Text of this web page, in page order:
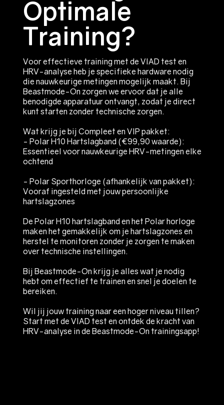
Optimale
Training?
Voor effectieve training met de VIAD test en
HRV-analyse heb je specifieke hardware nodig
die nauwkeurige metingen mogelijk maakt. Bij
Beastmode-On zorgen we ervoor dat je alle
benodigde apparatuur ontvangt, zodat je direct
kunt starten zonder technische zorgen.
Wat krijg je bij Compleet en VIP pakket:
- Polar H10 Hartslagband (€99,90 waarde):
Essentieel voor nauwkeurige HRV-metingen elke
ochtend
- Polar Sporthorloge (afhankelijk van pakket):
Vooraf ingesteld met jouw persoonlijke
hartslagzones
De Polar H10 hartslagband en het Polar horloge
maken het gemakkelijk om je hartslagzones en
herstel te monitoren zonder je zorgen te maken
over technische instellingen.
Bij Beastmode-On krijg je alles wat je nodig
hebt om effectief te trainen en snel je doelen te
bereiken.
Wil jij jouw training naar een hoger niveau tillen?
Start met de VIAD test en ontdek de kracht van
HRV-analyse in de Beastmode-On trainingsapp!